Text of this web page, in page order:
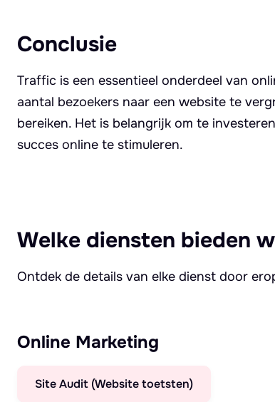
Conclusie
Traffic is een essentieel onderdeel van
aantal bezoekers naar een website te
bereiken. Het is belangrijk om te
succes online te stimuleren.
Welke diensten bieden
Ontdek de details van elke dienst door
Online Marketing
Site Audit (Website toetsten)